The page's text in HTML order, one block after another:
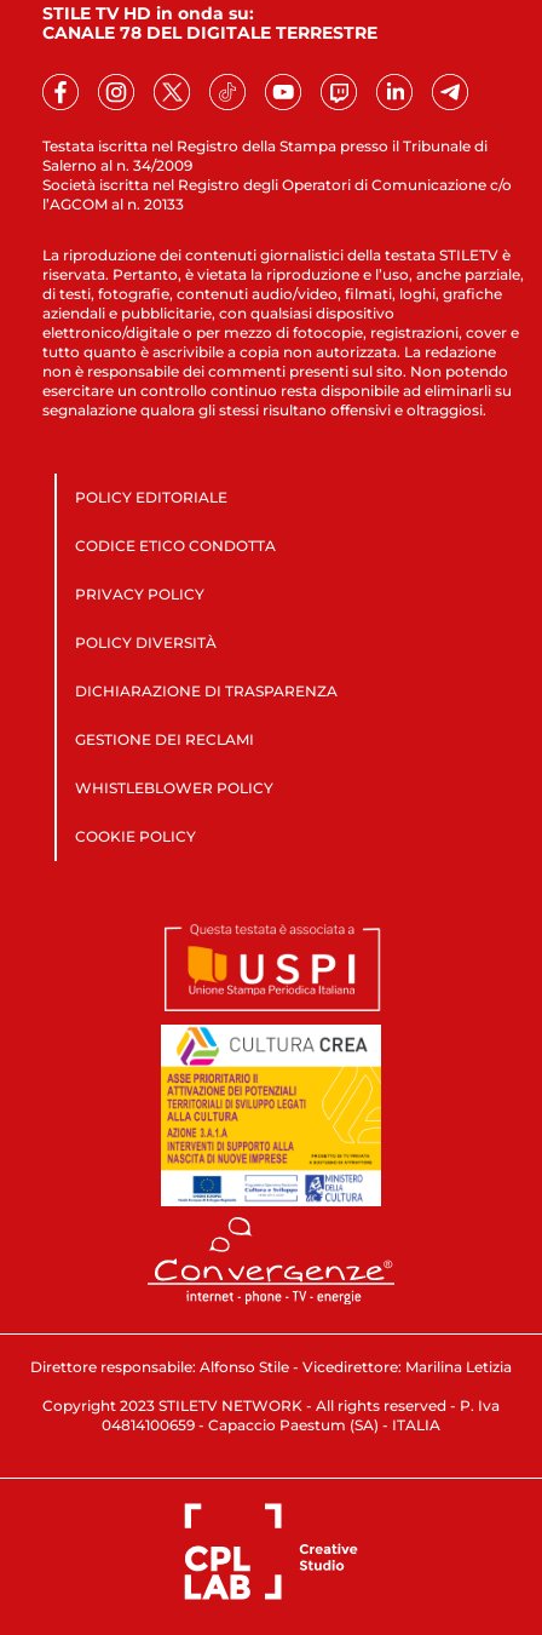
Testata iscritta nel Registro della Stampa presso il Tribunale di
Salerno al n. 34/2009
Società iscritta nel Registro degli Operatori di Comunicazione c/o
l’AGCOM al n. 20133
STILE TV HD in onda su:
CANALE 78 DEL DIGITALE TERRESTRE
La riproduzione dei contenuti giornalistici della testata STILETV è
riservata. Pertanto, è vietata la riproduzione e l’uso, anche parziale,
di testi, fotografie, contenuti audio/video, filmati, loghi, grafiche
aziendali e pubblicitarie, con qualsiasi dispositivo
elettronico/digitale o per mezzo di fotocopie, registrazioni, cover e
tutto quanto è ascrivibile a copia non autorizzata. La redazione
non è responsabile dei commenti presenti sul sito. Non potendo
esercitare un controllo continuo resta disponibile ad eliminarli su
segnalazione qualora gli stessi risultano offensivi e oltraggiosi.
POLICY EDITORIALE
CODICE ETICO CONDOTTA
PRIVACY POLICY
POLICY DIVERSITÀ
DICHIARAZIONE DI TRASPARENZA
GESTIONE DEI RECLAMI
WHISTLEBLOWER POLICY
COOKIE POLICY
Direttore responsabile: Alfonso Stile - Vicedirettore: Marilina Letizia
Copyright 2023 STILETV NETWORK - All rights reserved - P. Iva
04814100659 - Capaccio Paestum (SA) - ITALIA